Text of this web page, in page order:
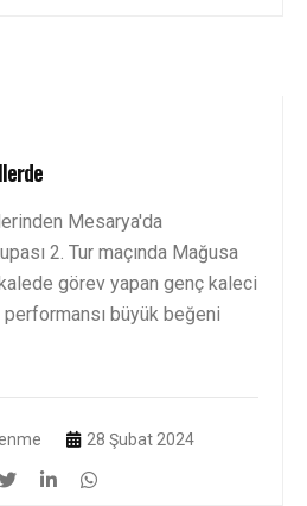
Mesarya'da
2. Tur maçında Mağusa
kalede görev yapan genç kaleci
büyük beğeni
28 Şubat 2024